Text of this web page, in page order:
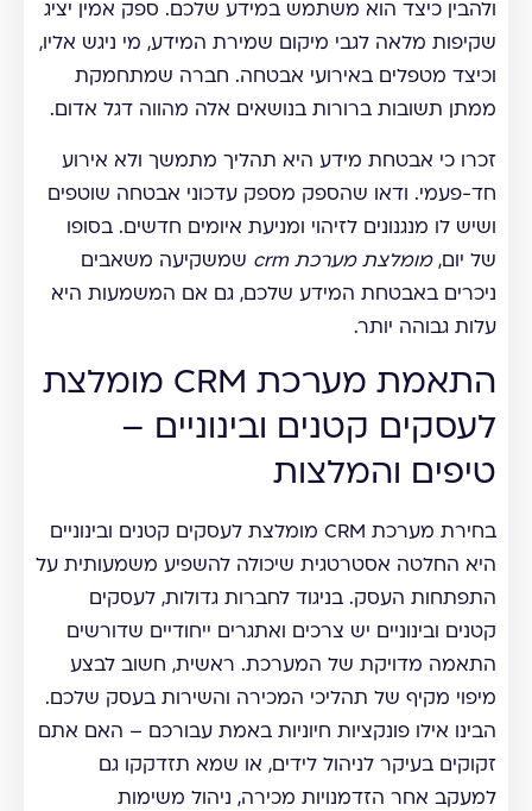
ולהבין כיצד הוא משתמש במידע שלכם. ספק אמין יציג
שקיפות מלאה לגבי מיקום שמירת המידע, מי ניגש אליו,
וכיצד מטפלים באירועי אבטחה. חברה שמתחמקת
ממתן תשובות ברורות בנושאים אלה מהווה דגל אדום.
זכרו כי אבטחת מידע היא תהליך מתמשך ולא אירוע
חד-פעמי. ודאו שהספק מספק עדכוני אבטחה שוטפים
ושיש לו מנגנונים לזיהוי ומניעת איומים חדשים. בסופו
של יום,מומלצת מערכת crm
שמשקיעה משאבים
ניכרים באבטחת המידע שלכם, גם אם המשמעות היא
עלות גבוהה יותר.
התאמת מערכת CRM מומלצת
לעסקים קטנים ובינוניים –
טיפים והמלצות
בחירת מערכת CRM מומלצת לעסקים קטנים ובינוניים
היא החלטה אסטרטגית שיכולה להשפיע משמעותית על
התפתחות העסק. בניגוד לחברות גדולות, לעסקים
קטנים ובינוניים יש צרכים ואתגרים ייחודיים שדורשים
התאמה מדויקת של המערכת. ראשית, חשוב לבצע
מיפוי מקיף של תהליכי המכירה והשירות בעסק שלכם.
הבינו אילו פונקציות חיוניות באמת עבורכם – האם אתם
זקוקים בעיקר לניהול לידים, או שמא תזדקקו גם
למעקב אחר הזדמנויות מכירה, ניהול משימות